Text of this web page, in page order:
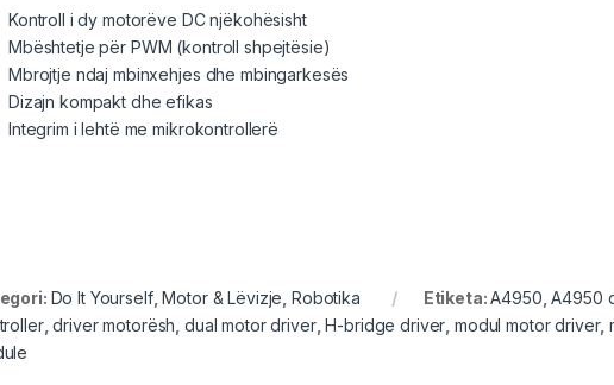
Kontroll i dy motorëve DC njëkohësisht
Mbështetje për PWM (kontroll shpejtësie)
Mbrojtje ndaj mbinxehjes dhe mbingarkesës
Dizajn kompakt dhe efikas
Integrim i lehtë me mikrokontrollerë
Do It Yourself, Motor & Lëvizje, Robotika Etiketa:A4950,A4950
,driver motorësh, dual motor driver, H-bridge driver, modul motor driver,